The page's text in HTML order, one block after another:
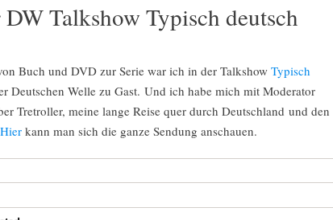
Talkshow Typisch deutsch
Buch und DVD zur Serie war ich in der Talkshow Typisch
Deutschen Welle zu Gast. Und ich habe mich mit Moderator
Tretroller, meine lange Reise quer durch Deutschland und den
Hier kann man sich die ganze Sendung anschauen.